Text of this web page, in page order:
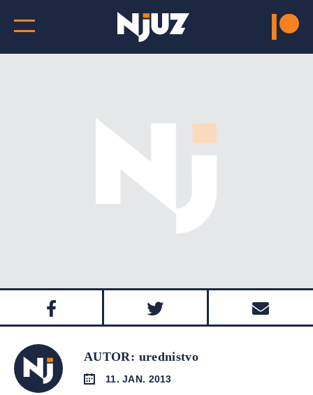
AUTOR: urednistvo
11. JAN. 2013